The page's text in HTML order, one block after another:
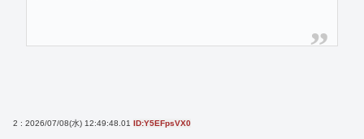
2 : 2026/07/08(水) 12:49:48.01 ID:Y5EFpsVX0